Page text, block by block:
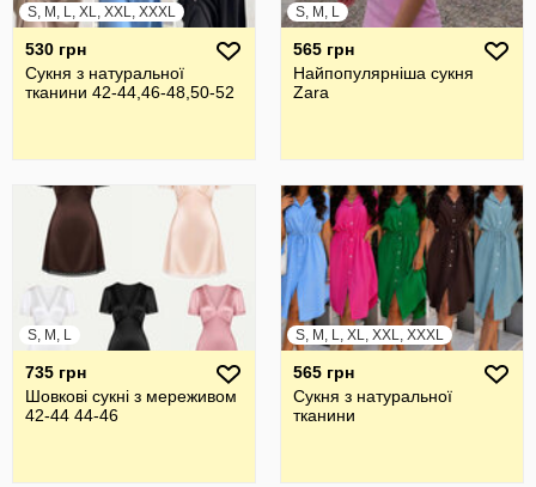
S, M, L, XL, XXL, XXXL
530 грн
Сукня з натуральної
тканини 42-44,46-48,50-52
S, M, L
565 грн
Найпопулярніша сукня
Zara
S, M, L
735 грн
Шовкові сукні з мереживом
42-44 44-46
S, M, L, XL, XXL, XXXL
565 грн
Сукня з натуральної
тканини